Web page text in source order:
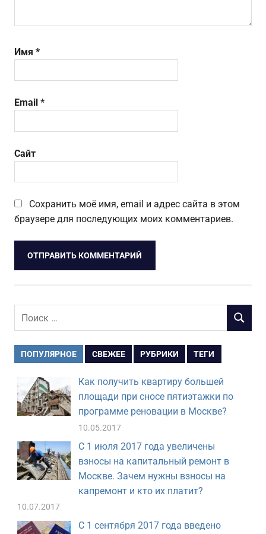
Имя *
Email *
Сайт
Сохранить моё имя, email и адрес сайта в этом
браузере для последующих моих комментариев.
Поиск
ПОИСК
ПОПУЛЯРНОЕ СВЕЖЕЕ РУБРИКИ ТЕГИ
Как получить квартиру большей
площади при сносе пятиэтажки по
программе реновации в Москве?
10.05.2017
С 1 июля 2017 года увеличены
взносы на капитальный ремонт в
Москве. Зачем нужны взносы на
капремонт и кто их платит?
10.07.2017
С 1 сентября 2017 года введено